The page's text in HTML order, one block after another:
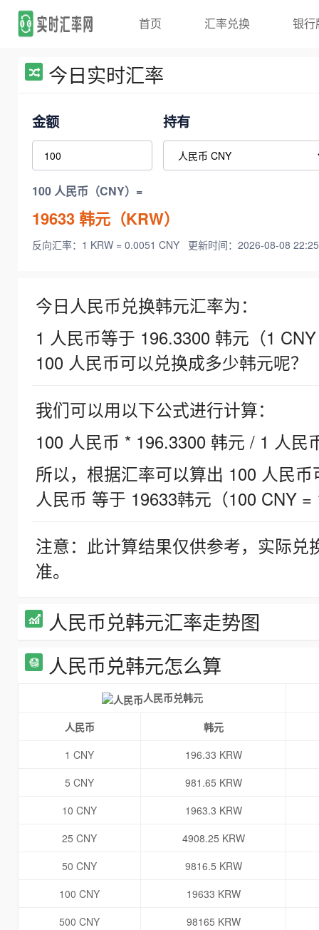
首页 汇率兑换 银行
今日实时汇率
金额 持有
100 人民币（CNY）=
19633韩元（KRW）
反向汇率：1 KRW = 0.0051 CNY 更新时间：2026-08-08
今日人民币兑换韩元汇率为：
1 人民币等于 196.3300 韩元（1
100 人民币可以兑换成多少韩元呢？
我们可以用以下公式进行计算：
100 人民币 * 196.3300 韩元 / 1 人民
所以，根据汇率可以算出 100 人民
人民币 等于 19633韩元（100 CNY =
注意：此计算结果仅供参考，实际
准。
人民币兑韩元汇率走势图
人民币兑韩元怎么算
人民币兑韩元
人民币
韩元
1 CNY
196.33 KRW
5 CNY
981.65 KRW
10 CNY
1963.3 KRW
25 CNY
4908.25 KRW
50 CNY
9816.5 KRW
100 CNY
19633 KRW
500 CNY
98165 KRW